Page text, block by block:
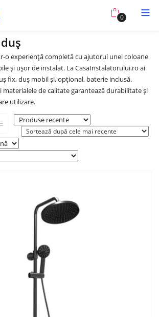
0
o experiență completă cu ajutorul unei coloane
și ușor de instalat. La CasaInstalatorului.ro ai
fix, duș mobil și, opțional, baterie inclusă.
materialele de calitate garantează durabilitate și
utilizare.